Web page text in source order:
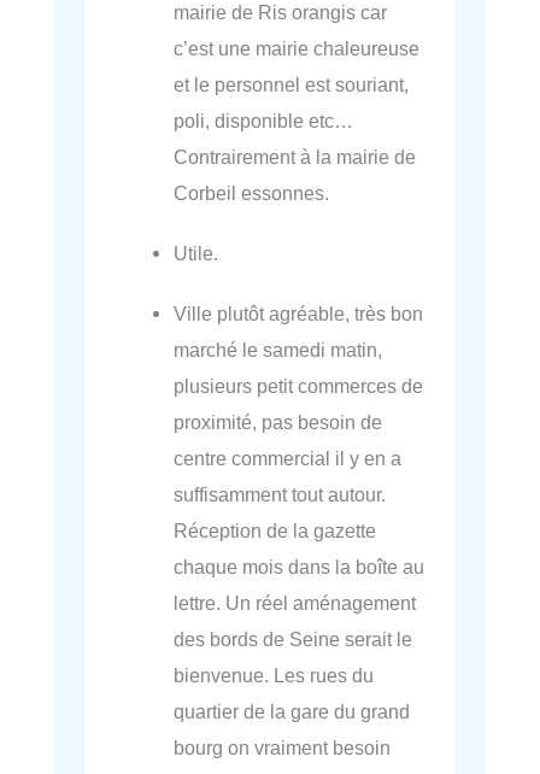
mairie de Ris orangis car
c’est une mairie chaleureuse
et le personnel est souriant,
poli, disponible etc…
Contrairement à la mairie de
Corbeil essonnes.
Utile.
Ville plutôt agréable, très bon
marché le samedi matin,
plusieurs petit commerces de
proximité, pas besoin de
centre commercial il y en a
suffisamment tout autour.
Réception de la gazette
chaque mois dans la boîte au
lettre. Un réel aménagement
des bords de Seine serait le
bienvenue. Les rues du
quartier de la gare du grand
bourg on vraiment besoin